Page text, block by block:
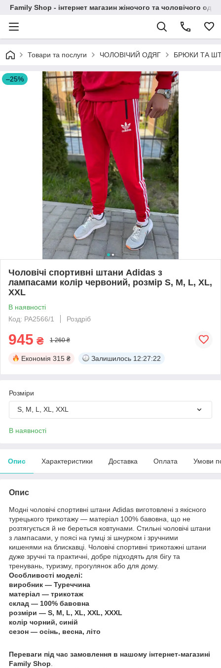
Family Shop - інтернет магазин жіночого та чоловічого
Товари та послуги ЧОЛОВІЧИЙ ОДЯГ БРЮКИ ТА
–25%
Чоловічі спортивні штани Adidas з
лампасами колір червоний, розмір S, M, L, XL,
XXL
В наявності
Код: PA2566/1
Роздріб
945 ₴ 1 260 ₴
Економія 315 ₴ Залишилось 12:27:21
Розміри
S, M, L, XL, XXL
В наявності
Опис Характеристики Доставка Оплата Умови
Опис
Модні чоловічі спортивні штани Adidas виготовлені з якісного
турецького трикотажу — матеріал 100% бавовна, що не
розтягується й не береться ковтунами. Стильні чоловічі штани
з лампасами, у поясі на гумці зі шнурком і зручними
кишенями на блискавці. Чоловічі спортивні трикотажні штани
дуже зручні та практичні, добре підходять для бігу та
тренувань, туризму, прогулянок або для дому.
Особливості моделі:
виробник — Туреччина
матеріал — трикотаж
склад — 100% бавовна
розміри — S, M, L, XL, XXL, XXXL
колір чорний, синій
сезон — осінь, весна, літо
Переваги під час замовлення в нашому інтернет-магазині
Family Shop